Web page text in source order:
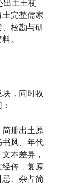
出土王杖
完整儒家
校勘与研
。
，同时收
册出土原
风、年代
本差异，
传，复原
、杂占简